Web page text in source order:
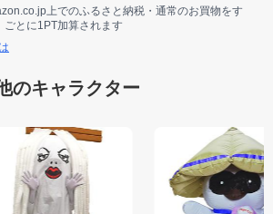
上でのふるさと納税・通常のお買物をす
とに1PT加算されます
のキャラクター